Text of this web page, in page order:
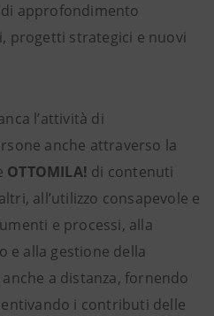
approfondimento
progetti strategici e nuovi
l’attività di
anche attraverso la
OTTOMILA! di contenuti
all’utilizzo consapevole e
e processi, alla
e alla gestione della
a distanza, fornendo
i contributi delle